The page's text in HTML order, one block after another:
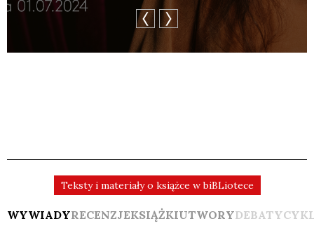
Teksty i materiały o książce w biBLiotece
WYWIADYRECENZJEKSIĄŻKIUTWORYDEBATY